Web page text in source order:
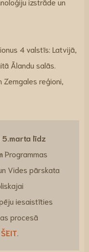
4 valstīs: Latvijā,
Ālandu salās.
reģioni,
līdz
Programmas
Vides pārskata
iesaistīties
procesā
ŠEIT